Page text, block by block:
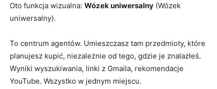
Oto funkcja wizualna: Wózek uniwersalny (Wózek
uniwersalny).
To centrum agentów. Umieszczasz tam przedmioty, które
planujesz kupić, niezależnie od tego, gdzie je znalazłeś.
Wyniki wyszukiwania, linki z Gmaila, rekomendacje
YouTube. Wszystko w jednym miejscu.